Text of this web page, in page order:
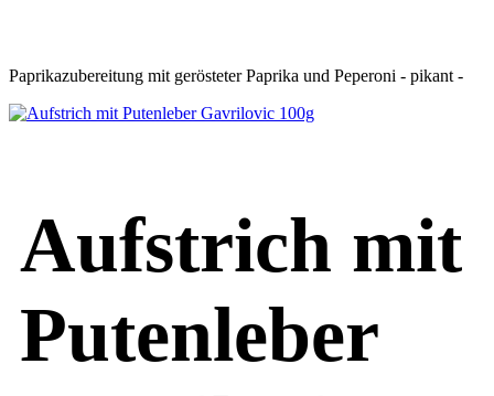
Paprikazubereitung mit gerösteter Paprika und Peperoni - pikant -
Aufstrich mit
Putenleber